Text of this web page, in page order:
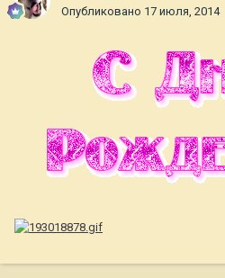
Опубликовано 17 июля, 2014